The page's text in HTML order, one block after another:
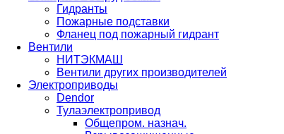
Гидранты
Пожарные подставки
Фланец под пожарный гидрант
Вентили
НИТЭКМАШ
Вентили других производителей
Электроприводы
Dendor
Тулаэлектропривод
Общепром. назнач.